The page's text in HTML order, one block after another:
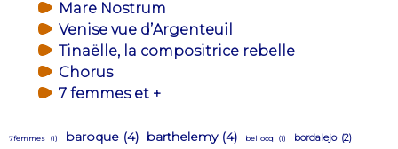
Mare Nostrum
Venise vue d’Argenteuil
Tinaëlle, la compositrice rebelle
Chorus
7 femmes et +
7femmes (1) baroque (4) barthelemy (4) bellocq (1) bordalejo (2)